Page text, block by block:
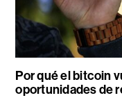
Por qué el bitcoin
oportunidades de